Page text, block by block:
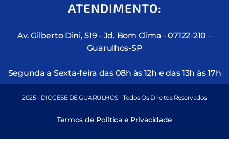
ATENDIMENTO:
Av. Gilberto Dini, 519 - Jd. Bom Clima - 07122-210 –
Guarulhos-SP
Segunda a Sexta-feira das 08h às 12h e das 13h às 17h
2025 - DIOCESE DE GUARULHOS - Todos Os Direitos Reservados
Termos de Política e Privacidade